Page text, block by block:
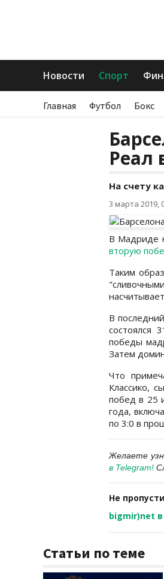
Новости Спорт
Главная Футбол Бокс
Реал
На счету
3 марта 2019,
В Мадриде
вторую
Таким
В
состоялся
победы
Затем
Что
Классико,
побед в 25
года,
по 3:0 в
Желаете
в Telegram!
Не
bigmir)net
Статьи по теме